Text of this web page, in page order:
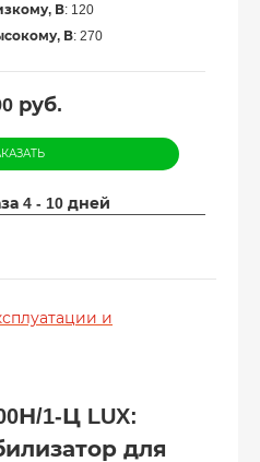
В: 120
В: 270
руб.
4 - 10 дней
и
1-Ц LUX:
для